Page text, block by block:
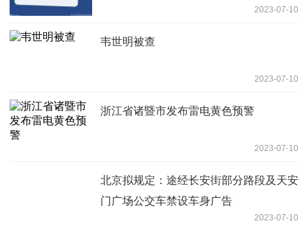
2023-07-10
韦世明被查
2023-07-10
浙江省诸暨市发布雷电黄色预警
2023-07-10
北京拟规定：途经长安街部分路段及天安
门广场公交车禁设车身广告
2023-07-10